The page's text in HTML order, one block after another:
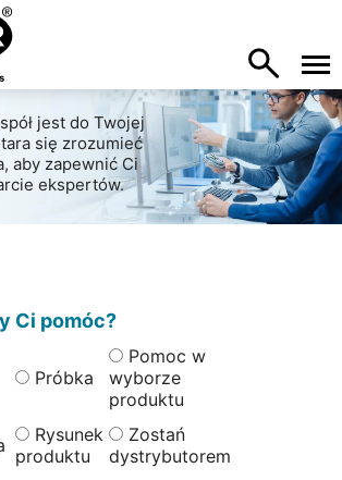
jest do Twojej
się zrozumieć
aby zapewnić Ci
ekspertów.
Ci pomóc?
Próbka
Pomoc w
wyborze
produktu
Rysunek
produktu
Zostań
dystrybutorem